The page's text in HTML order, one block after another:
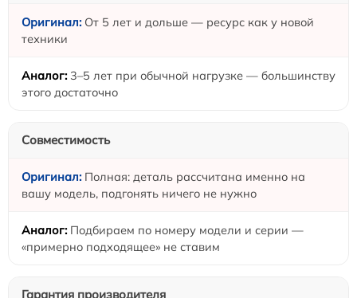
От 5 лет и дольше — ресурс как у новой
техники
3–5 лет при обычной нагрузке — большинству
этого достаточно
Совместимость
Полная: деталь рассчитана именно на
вашу модель, подгонять ничего не нужно
Подбираем по номеру модели и серии —
«примерно подходящее» не ставим
Гарантия производителя